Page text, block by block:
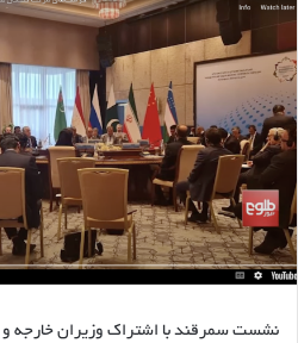
نشست سمرقند با اشتراک وزیران خارجه و